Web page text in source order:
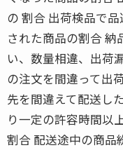
の 割合 出荷検品で
された商品の割合
い、数量相違、出荷
の注文を間違って出
先を間違えて配送し
り一定の許容時間以
割合 配送途中の商品